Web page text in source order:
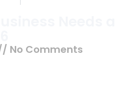
No Comments